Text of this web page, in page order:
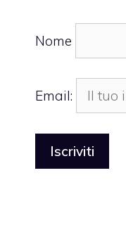
Nome
Email: